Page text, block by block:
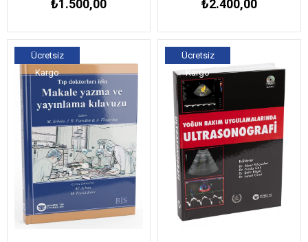
₺1.500,00 ₺2.400,00
Ücretsiz
Kargo
Ücretsiz
Kargo